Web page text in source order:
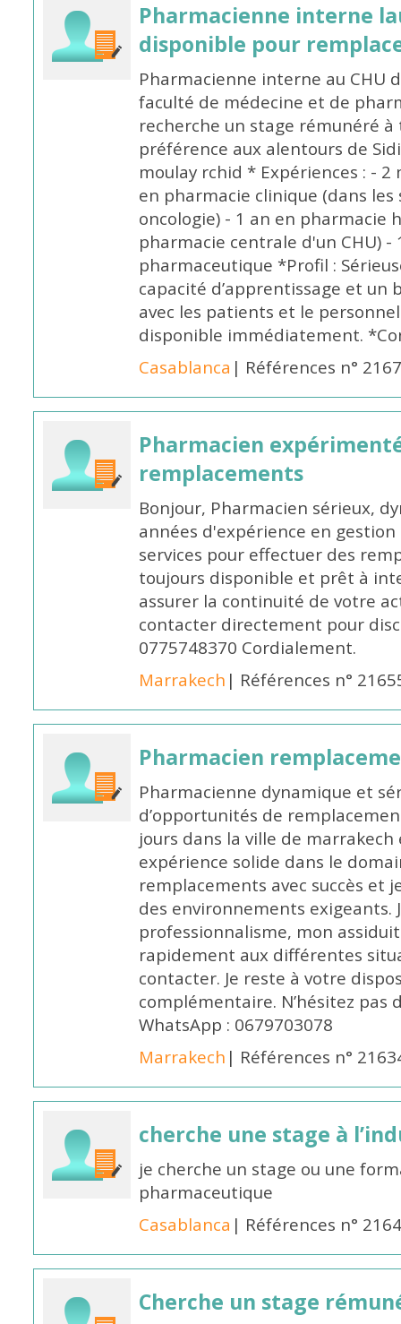
Pharmacienne interne
disponible pour
Pharmacienne interne au CHU
faculté de médecine et de
recherche un stage rémunéré
préférence aux alentours de
moulay rchid * Expériences : -
en pharmacie clinique (dans les
oncologie) - 1 an en pharmacie
pharmacie centrale d'un CHU)
pharmaceutique *Profil :
capacité d’apprentissage et un
avec les patients et le
disponible immédiatement.
Casablanca | Références n°
Pharmacien
remplacements
Bonjour, Pharmacien sérieux,
années d'expérience en
services pour effectuer des
toujours disponible et prêt à
assurer la continuité de votre
contacter directement pour
0775748370 Cordialement.
Marrakech | Références n°
Pharmacien
Pharmacienne dynamique et
d’opportunités de
jours dans la ville de marrakech
expérience solide dans le
remplacements avec succès et
des environnements exigeants.
professionnalisme, mon
rapidement aux différentes
contacter. Je reste à votre
complémentaire. N’hésitez
WhatsApp : 0679703078
Marrakech | Références n°
cherche une stage à
je cherche un stage ou une
pharmaceutique
Casablanca | Références n°
Cherche un stage